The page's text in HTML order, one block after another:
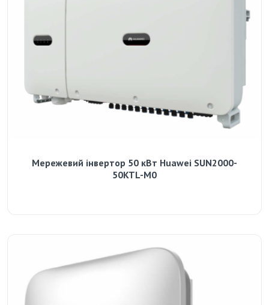
Мережевий інвертор 50 кВт Huawei SUN2000-
50KTL-M0